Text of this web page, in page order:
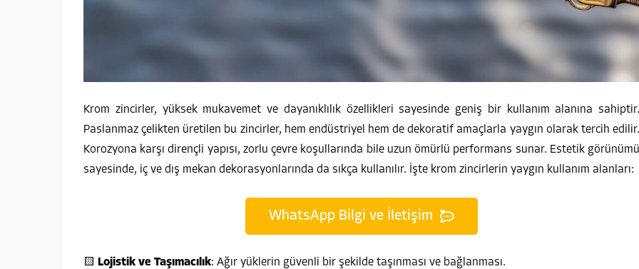
Krom zincirler, yüksek mukavemet ve dayanıklılık özellikleri sayesinde geniş bir kullanım alanına sahiptir.
Paslanmaz çelikten üretilen bu zincirler, hem endüstriyel hem de dekoratif amaçlarla yaygın olarak tercih edilir.
Korozyona karşı dirençli yapısı, zorlu çevre koşullarında bile uzun ömürlü performans sunar. Estetik görünümü
sayesinde, iç ve dış mekan dekorasyonlarında da sıkça kullanılır. İşte krom zincirlerin yaygın kullanım alanları:
WhatsApp Bilgi ve İletişim
🟨 Lojistik ve Taşımacılık: Ağır yüklerin güvenli bir şekilde taşınması ve bağlanması.